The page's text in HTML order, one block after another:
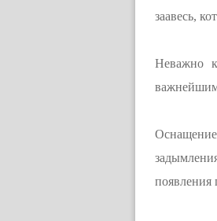
заавесь,
Неважно
Оснащение
появления